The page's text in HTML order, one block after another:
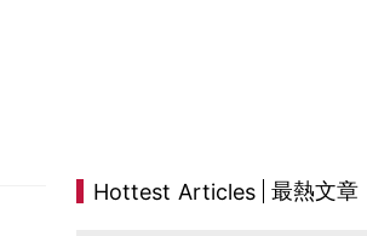
Hottest Articles 最熱文章